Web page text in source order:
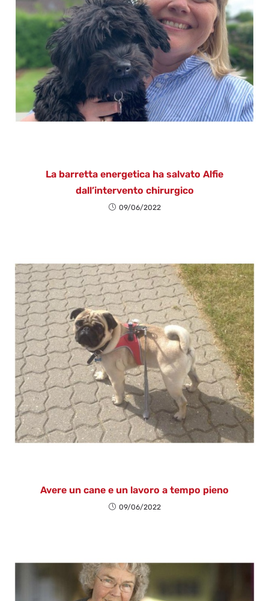
La barretta energetica ha salvato Alfie
dall’intervento chirurgico
09/06/2022
Avere un cane e un lavoro a tempo pieno
09/06/2022